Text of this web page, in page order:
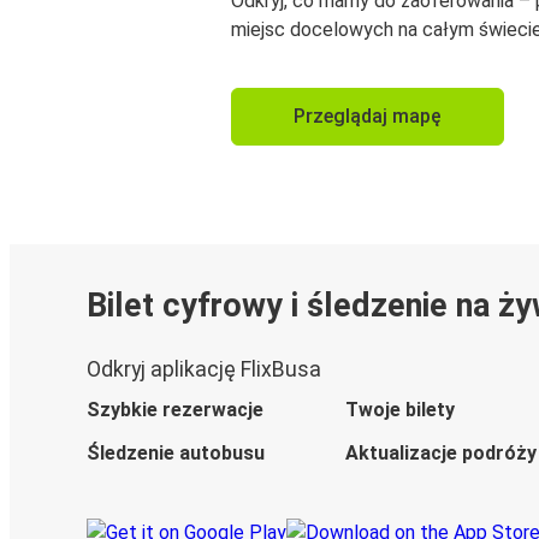
miejsc docelowych na całym
Przeglądaj mapę
Bilet cyfrowy i śledzenie na
Odkryj aplikację FlixBusa
Szybkie rezerwacje
Twoje bilety
Śledzenie autobusu
Aktualizacje podróży